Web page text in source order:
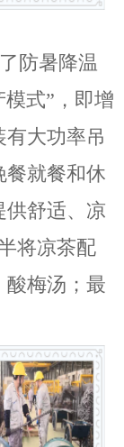
防暑降温
式”，即增
大功率吊
餐就餐和休
供舒适、凉
将凉茶配
酸梅汤；最